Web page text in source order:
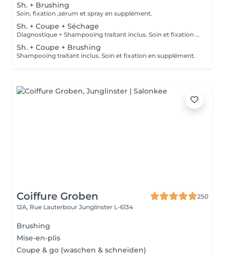
Sh. + Brushing
Soin, fixation ,sérum et spray en supplément.
Sh. + Coupe + Séchage
Diagnostique + Shampooing traitant inclus. Soin et fixation en supplément.
Sh. + Coupe + Brushing
Shampooing traitant inclus. Soin et fixation en supplément.
Coiffure Groben
250
12A, Rue Lauterbour Junglinster L-6134
Brushing
Mise-en-plis
Coupe & go (waschen & schneiden)